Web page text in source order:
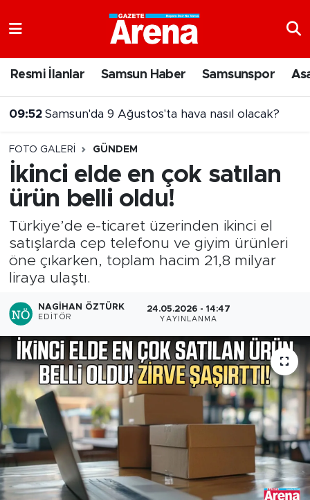
Resmi İlanlar Samsun Haber Samsunspor
09:52 Samsun'da 9 Ağustos'ta hava nasıl olacak?
FOTO GALERI GÜNDEM
İkinci elde en çok satılan
ürün belli oldu!
Türkiye’de e-ticaret üzerinden ikinci el
satışlarda cep telefonu ve giyim ürünleri
öne çıkarken, toplam hacim 21,8 milyar
liraya ulaştı.
NAGIHAN ÖZTÜRK
EDITÖR
24.05.2026 - 14:47
YAYINLANMA
Samsun Namaz Vakitleri
Süper Lig Puan Durumu ve Fikstür
Tüm Manşetler
Son Dakika Haberleri
Haber Arşivi